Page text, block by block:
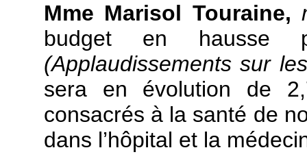
Mme Marisol Touraine,
budget en hausse
(Applaudissements sur
sera en évolution de
consacrés à la santé de
dans l’hôpital et la